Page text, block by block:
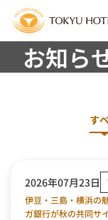
お知ら
す
2026年07月23日
伊豆・三島・横浜の
ガ銀行が秋の共同サ